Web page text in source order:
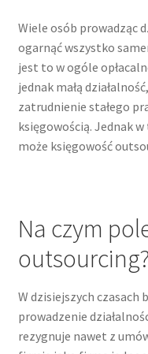
Wiele osób prowadząc
ogarnąć wszystko
jest to w ogóle
jednak małą
zatrudnienie stałego
księgowością. Jednak
może księgowość
Na czym
W dzisiejszych czasach
prowadzenie
rezygnuje nawet z